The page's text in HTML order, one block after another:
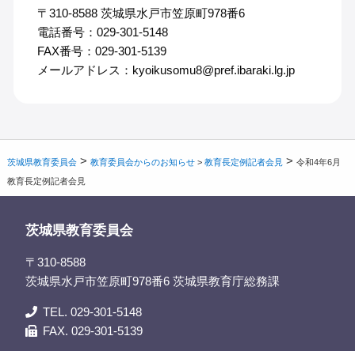
〒310-8588 茨城県水戸市笠原町978番6
電話番号：029-301-5148
FAX番号：029-301-5139
メールアドレス：kyoikusomu8@pref.ibaraki.lg.jp
茨城県教育委員会 >教育委員会からのお知らせ >教育長定例記者会見 >令和4年6月
教育長定例記者会見
茨城県教育委員会
〒310-8588
茨城県水戸市笠原町978番6 茨城県教育庁総務課
TEL. 029-301-5148
FAX. 029-301-5139